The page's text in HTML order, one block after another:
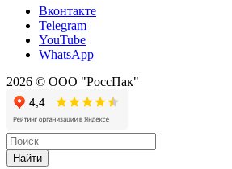
Вконтакте
Telegram
YouTube
WhatsApp
2026 © ООО "РоссПак"
Найти